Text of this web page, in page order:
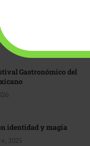
Herencia automotriz
Gastronómico del
identidad y magia
2025